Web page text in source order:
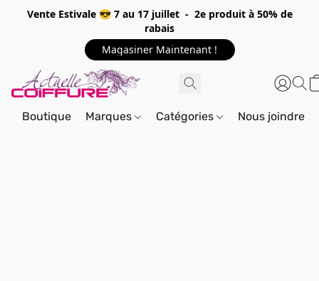
Vente Estivale 😎 7 au 17 juillet - 2e produit à 50% de
rabais
Magasiner Maintenant !
Boutique Marques Catégories Nous joindre